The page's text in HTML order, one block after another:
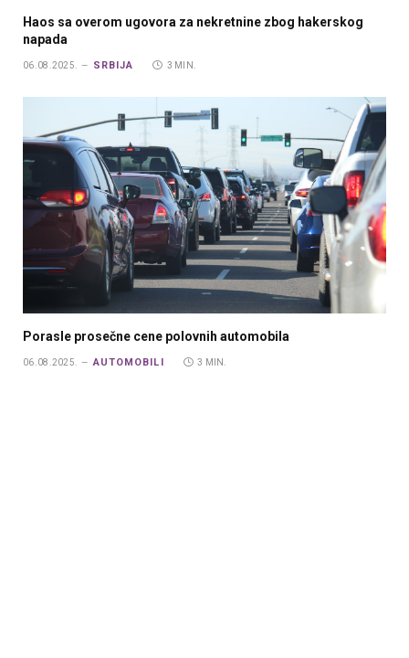
Haos sa overom ugovora za nekretnine zbog hakerskog
napada
06.08.2025. SRBIJA 3 MIN.
Porasle prosečne cene polovnih automobila
06.08.2025. AUTOMOBILI 3 MIN.